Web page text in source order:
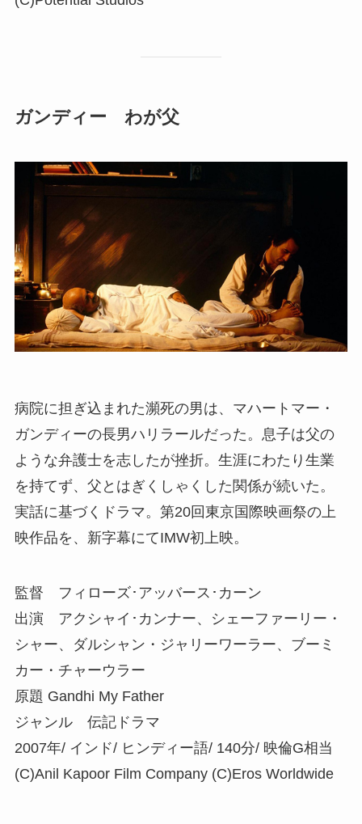
ガンディー わが父
病院に担ぎ込まれた瀕死の男は、マハートマー・
ガンディーの長男ハリラールだった。息子は父の
ような弁護士を志したが挫折。生涯にわたり生業
を持てず、父とはぎくしゃくした関係が続いた。
実話に基づくドラマ。第20回東京国際映画祭の上
映作品を、新字幕にてIMW初上映。
監督 フィローズ･アッバース･カーン
出演 アクシャイ･カンナー、シェーファーリー・
シャー、ダルシャン・ジャリーワーラー、ブーミ
カー・チャーウラー
原題 Gandhi My Father
ジャンル 伝記ドラマ
2007年/ インド/ ヒンディー語/ 140分/ 映倫G相当
(C)Anil Kapoor Film Company (C)Eros Worldwide